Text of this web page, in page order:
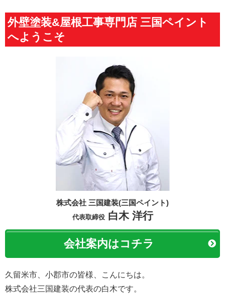
外壁塗装&屋根工事専門店 三国ペイント
へようこそ
株式会社 三国建装(三国ペイント)
代表取締役白木 洋行
会社案内はコチラ
久留米市、小郡市の皆様、こんにちは。
株式会社三国建装の代表の白木です。